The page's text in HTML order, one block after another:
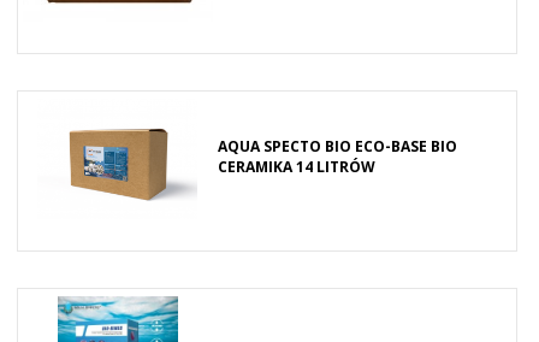
AQUA SPECTO BIO ECO-BASE BIO
CERAMIKA 14 LITRÓW